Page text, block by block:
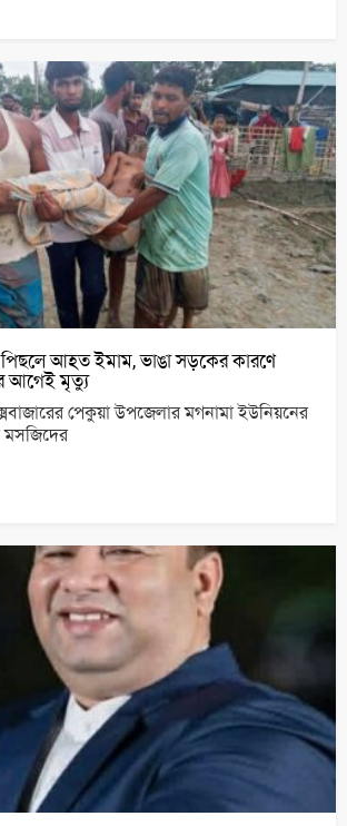
আহত ইমাম, ভাঙা সড়কের কারণে
আগেই মৃত্যু
পেকুয়া উপজেলার মগনামা ইউনিয়নের
মসজিদের